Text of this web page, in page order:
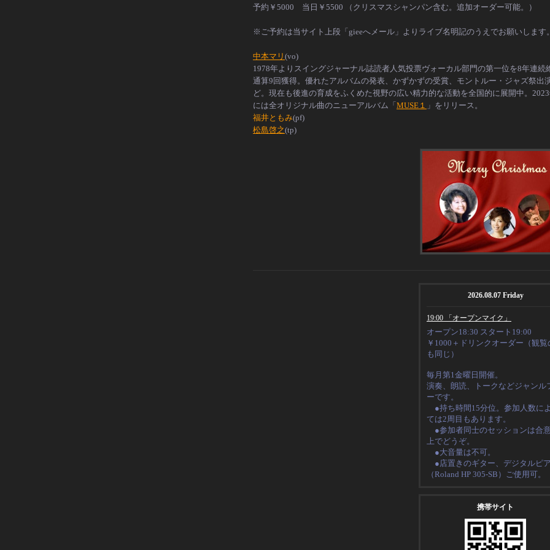
予約￥5000 当日￥5500 （クリスマスシャンパン含む。追加オーダー可能。）
※ご予約は当サイト上段「gieeへメール」よりライブ名明記のうえでお願いします。
中本マリ (vo)
1978年よりスイングジャーナル誌読者人気投票ヴォーカル部門の第一位を8年連続
通算9回獲得。優れたアルバムの発表、かずかずの受賞、モントルー・ジャズ祭出
ど。 現在も後進の育成をふくめた視野の広い精力的な活動を全国的に展開中。2023
には全オリジナル曲のニューアルバム「 MUSE１ 」をリリース。
福井ともみ(pf)
松島啓之(tp)
2026.08.07 Friday
19:00 「オープンマイク」
オープン18:30 スタート19:00
￥1000＋ドリンクオーダー（観覧
も同じ）
毎月第1金曜日開催。
演奏、朗読、トークなどジャンル
ーです。
●持ち時間15分位。 参加人数に
ては2周目もあります。
●参加者同士のセッションは合
上でどうぞ。
●大音量は不可。
●店置きのギター、デジタルピ
（Roland HP 305-SB ）ご使用可。
携帯サイト